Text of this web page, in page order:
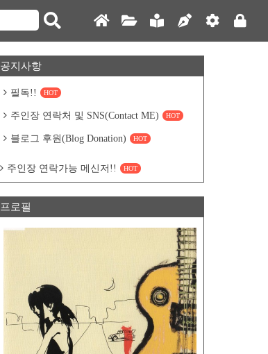
공지사항
필독!! HOT
주인장 연락처 및 SNS(Contact ME) HOT
블로그 후원(Blog Donation) HOT
주인장 연락가능 메신저!! HOT
프로필